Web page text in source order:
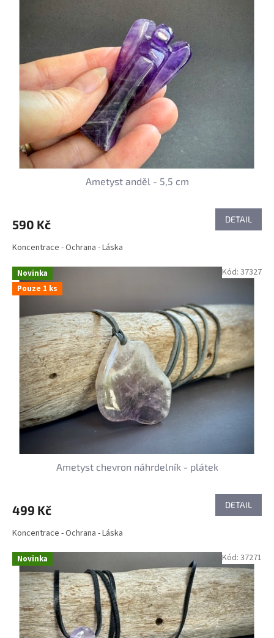
Ametyst anděl - 5,5 cm
590 Kč DETAIL
Koncentrace - Ochrana - Láska
Novinka
Pouze 1 ks
Ametyst chevron náhrdelník - plátek
499 Kč DETAIL
Koncentrace - Ochrana - Láska
Kód: 37327
Novinka Kód: 37271